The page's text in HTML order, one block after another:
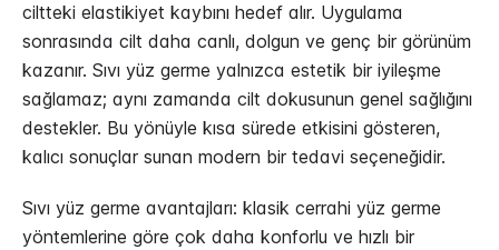
ciltteki elastikiyet kaybını hedef alır. Uygulama
sonrasında cilt daha canlı, dolgun ve genç bir görünüm
kazanır. Sıvı yüz germe yalnızca estetik bir iyileşme
sağlamaz; aynı zamanda cilt dokusunun genel sağlığını
destekler. Bu yönüyle kısa sürede etkisini gösteren,
kalıcı sonuçlar sunan modern bir tedavi seçeneğidir.
Sıvı yüz germe avantajları: klasik cerrahi yüz germe
yöntemlerine göre çok daha konforlu ve hızlı bir